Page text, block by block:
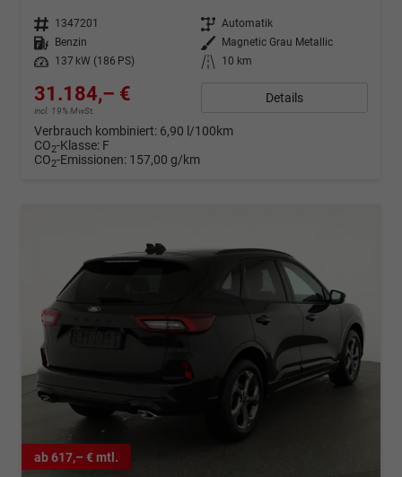
Fahrzeugnr. 1347201 Getriebe Automatik
Kraftstoff
Benzin Außenfarbe
Magnetic Grau Metallic
Leistung
137 kW (186 PS) Kilometerstand 10 km
31.184,– €
incl. 19% MwSt.
Details
Verbrauch kombiniert: 6,90 l/100km
CO2-Klasse: F
CO2-Emissionen: 157,00 g/km
ab 617,– € mtl.